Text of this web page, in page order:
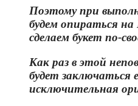
Поэтому при
будем опираться
сделаем букет по-
Как раз в этой
будет заключаться
исключительная